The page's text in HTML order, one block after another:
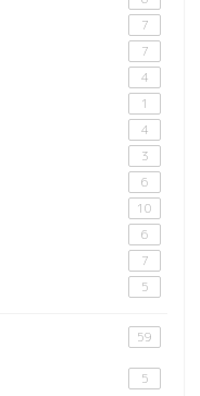
7
7
4
1
4
3
6
10
6
7
5
59
5